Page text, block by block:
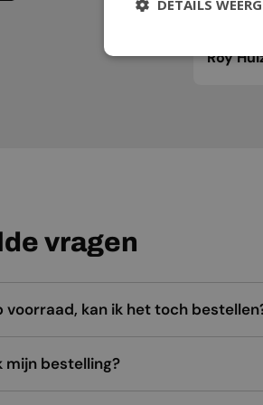
Roy
vragen
voorraad, kan ik het toch
mijn bestelling?
DETAILS